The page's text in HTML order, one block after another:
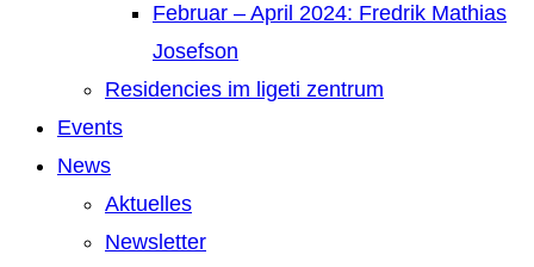
Februar – April 2024: Fredrik Mathias
Josefson
Residencies im ligeti zentrum
Events
News
Aktuelles
Newsletter